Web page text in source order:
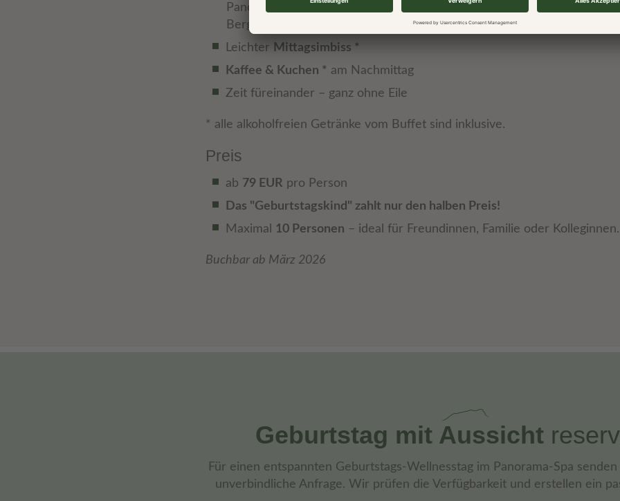
Panorama Sauna, Softsauna, Dampfbad, Eisbrunnen, Ruheraum mit
Bergblick, Wasserwelten mit Infinity-Pool, Innen-Pool, Textilsauna und
Leichter Mittagsimbiss *
Kaffee & Kuchen * am Nachmittag
Zeit füreinander – ganz ohne Eile
* alle alkoholfreien Getränke vom Buffet sind inklusive.
Preis
ab 79 EUR pro Person
Das "Geburtstagskind" zahlt nur den halben Preis!
Maximal 10 Personen – ideal für Freundinnen, Familie oder Kolleginnen.
Buchbar ab März 2026
Geburtstag mit Aussicht
Für einen entspannten Geburtstags-Wellnesstag im Panorama-Spa
unverbindliche Anfrage. Wir prüfen die Verfügbarkeit und erstellen ein